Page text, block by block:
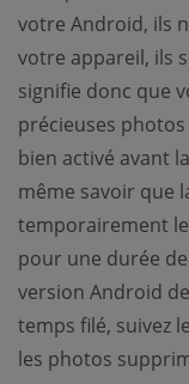
votre Android, ils
votre appareil, ils
signifie donc que
précieuses photos
bien activé avant
même savoir que
temporairement
pour une durée
version Android
temps filé, suivez
les photos